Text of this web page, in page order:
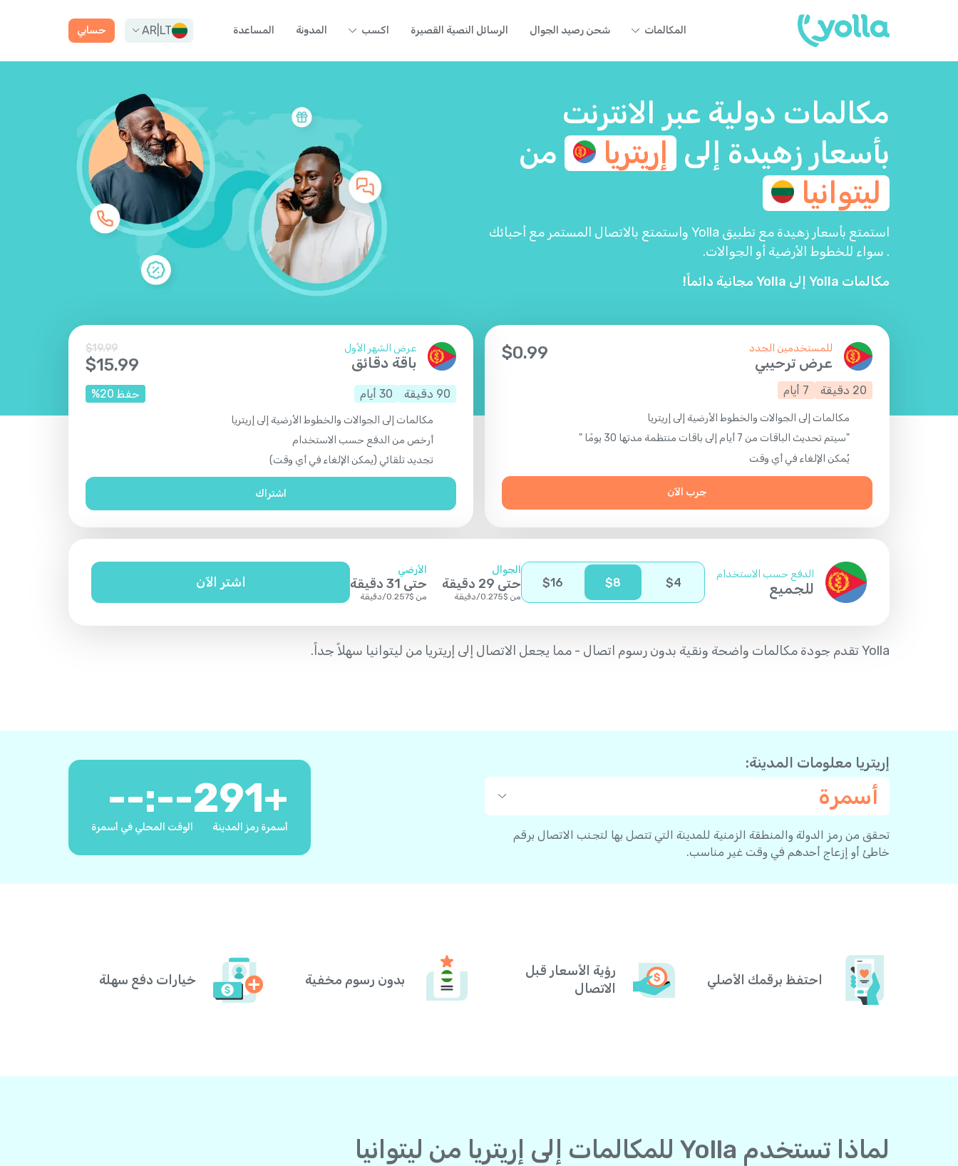
المكالمات شحن رصيد الجوال الرسائل النصية القصيرة اكسب المدونة المساعدة LT
AR حسابي
مكالمات دولية عبر الانترنت
بأسعار زهيدة إلى إريتريا
من
ليتوانيا
استمتع بأسعار زهيدة مع تطبيق Yolla واستمتع بالاتصال المستمر مع أحبائك
. سواء للخطوط الأرضية أو الجوالات.
مكالمات Yolla إلى Yolla مجانية دائماً!
للمستخدمين الجدد
عرض ترحيبي $0.99
20 دقيقة 7 أيام
مكالمات إلى الجوالات والخطوط الأرضية إلى إريتريا
"سيتم تحديث الباقات من 7 أيام إلى باقات منتظمة مدتها 30 يومًا "
يُمكن الإلغاء في أي وقت
جرب الآن
عرض الشهر الأول
باقة دقائق
$19.99
$15.99
90 دقيقة 30 أيام حفظ 20
%
مكالمات إلى الجوالات والخطوط الأرضية إلى إريتريا
أرخص من الدفع حسب الاستخدام
تجديد تلقائي (يمكن الإلغاء في أي وقت)
اشتراك
الدفع حسب الاستخدام
للجميع $4
$8
$16
الجوال
حتى 29 دقيقة
من $
0.275
/دقيقة
الأرضي
حتى 31 دقيقة
من $
0.257
/دقيقة
اشتر الآن
Yolla تقدم جودة مكالمات واضحة ونقية بدون رسوم اتصال - مما يجعل الاتصال إلى إريتريا من ليتوانيا سهلاً جداً.
إريتريا معلومات المدينة:
أسمرة
تحقق من رمز الدولة والمنطقة الزمنية للمدينة التي تتصل بها لتجنب الاتصال برقم
خاطئ أو إزعاج أحدهم في وقت غير مناسب.
+
291
أسمرة رمز المدينة
--:--
الوقت المحلي في أسمرة
احتفظ برقمك الأصلي
رؤية الأسعار قبل
الاتصال
بدون رسوم مخفية خيارات دفع سهلة
لماذا تستخدم Yolla للمكالمات إلى إريتريا من ليتوانيا